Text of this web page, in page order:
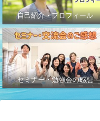
自己紹介・プロフィール
セミナー・勉強会の感想